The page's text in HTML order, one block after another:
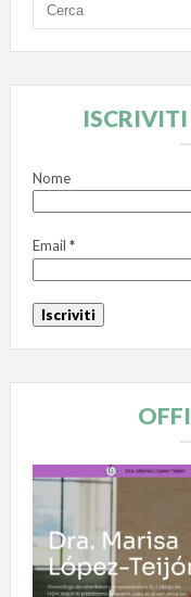
Nome
Email *